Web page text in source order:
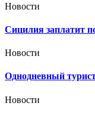
Новости
Сицилия заплатит
Новости
Однодневный
Новости